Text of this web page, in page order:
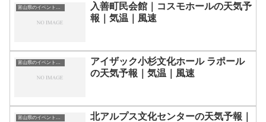
富山県のイベント会場一覧
入善町民会館｜コスモホールの天気予
報｜気温｜風速
アイザック小杉文化ホール ラポール
の天気予報｜気温｜風速
北アルプス文化センターの天気予報｜